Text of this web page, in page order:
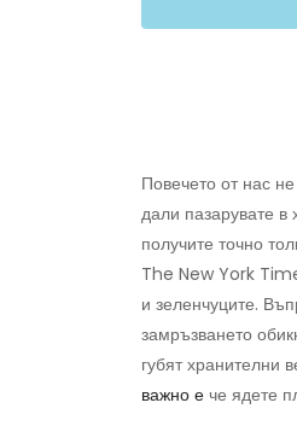
Повечето от нас
дали пазарувате
получите точно
The New York
и зеленчуците.
замръзването
губят хранителни
важно е че ядете